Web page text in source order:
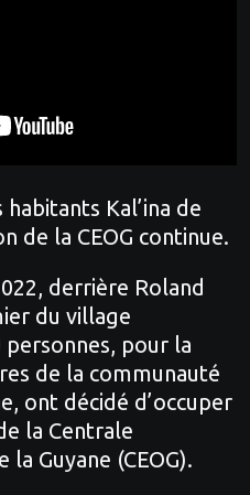
Kal’ina de
de la CEOG continue.
derrière Roland
du village
pour la
de la communauté
ont décidé d’occuper
la Centrale
Guyane (CEOG).